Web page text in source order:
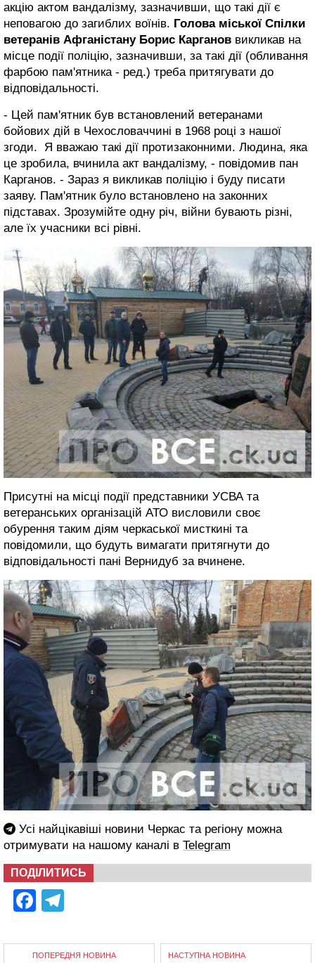
акцію актом вандалізму, зазначивши, що такі дії є
неповагою до загиблих воїнів. Голова міської Спілки
ветеранів Афганістану Борис Карганов викликав на
місце події поліцію, зазначивши, за такі дії (обливання
фарбою пам'ятника - ред.) треба притягувати до
відповідальності.
- Цей пам'ятник був встановлений ветеранами
бойових дій в Чехословаччині в 1968 році з нашої
згоди. Я вважаю такі дії протизаконними. Людина, яка
це зробила, вчинила акт вандалізму, - повідомив пан
Карганов. - Зараз я викликав поліцію і буду писати
заяву. Пам'ятник було встановлено на законних
підставах. Зрозумійте одну річ, війни бувають різні,
але їх учасники всі рівні.
Присутні на місці події представники УСВА та
ветеранських організацій АТО висловили своє
обурення таким діям черкаської мисткині та
повідомили, що будуть вимагати притягнути до
відповідальності пані Вернидуб за вчинене.
Усі найцікавіші новини Черкас та регіону можна
отримувати на нашому каналі в Telegram
ПОДІЛИТИСЬ
Facebook
ПОПЕРЕДНЯ НОВИНА НАСТУПНА НОВИНА